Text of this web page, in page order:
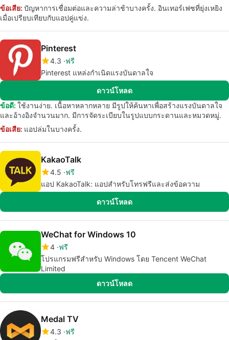
ข้อเสีย: ปัญหาการเชื่อมต่อและความล่าช้าบางครั้ง. อินเทอร์เฟซที่ยุ่งเหยิง
เมื่อเปรียบเทียบกับแอปคู่แข่ง.
Pinterest
4.3 ฟรี
Pinterest แหล่งกำเนิดแรงบันดาลใจ
ดาวน์โหลด
ข้อดี: ใช้งานง่าย. เนื้อหาหลากหลาย มีรูปให้ค้นหาเพื่อสร้างแรงบันดาลใจ
และอ้างอิงจำนวนมาก. มีการจัดระเบียบในรูปแบบกระดานและหมวดหมู่.
ข้อเสีย: แอปล่มในบางครั้ง.
KakaoTalk
4.5 ฟรี
แอป KakaoTalk: แอปสำหรับโทรฟรีและส่งข้อความ
ดาวน์โหลด
WeChat for Windows 10
4 ฟรี
โปรแกรมฟรีสำหรับ Windows โดย Tencent WeChat
Limited
ดาวน์โหลด
Medal TV
4.3 ฟรี